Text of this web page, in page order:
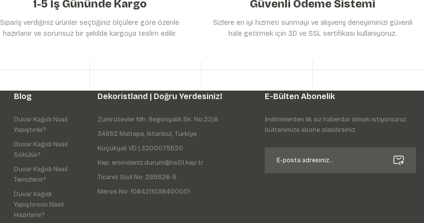
Gönder
1-5 İş Gününde Kargo
Sipariş verdiğiniz ürünler seçtiğiniz ölçülere göre özenle
hazırlanır ve sorunsuz bir şekilde kargoya teslim edilir.
Güvenli Ödeme Sistemi
Sizlere en iyi hizmeti sunmayı ve alışveriş deneyiminizi güvenli
hale getirmek için 3D ve SSL sertifikası kullanıyoruz.
Blog
Duvar Kağıdı Nasıl
Yapıştırılır?
Duvar Kağıdı Nasıl
Sökülür?
Duvar Kağıdı Nasıl
Temizlenir?
Duvar Kağıdı
Yapıştırıcısı Nasıl
Hazırlanır?
Dekoristland | Doğru Yerdesiniz!
Zümrütevler Mh. Begonyalık Sk. No:22/A
34852 Maltepe, İstanbul, Türkiye
Küçükyalı VD | 3200075520
Kep: ersindeniz.durum@hs01.kep.tr
Ticaret Sicil No: 285526-5
Mersis No: 1064211036400001
E-Bülten Abonelik
İndirimlerden ilk siz haberdar olmak istiyorsanız
bültenimize abone olabilirsiniz.